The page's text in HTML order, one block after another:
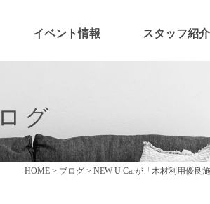
イベント情報 スタッフ紹介
グ
HOME > ブログ > NEW-U Carが「木材利用優良